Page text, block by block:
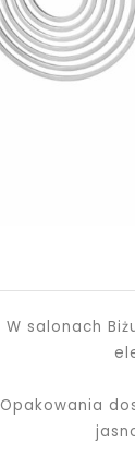
W salonach
Opakowania